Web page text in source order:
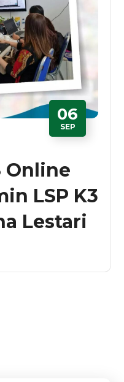
06
SEP
Online
LSP K3
Lestari